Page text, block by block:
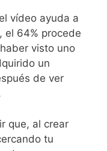
vídeo ayuda a
el 64% procede
visto uno
un
de ver
que, al crear
tu